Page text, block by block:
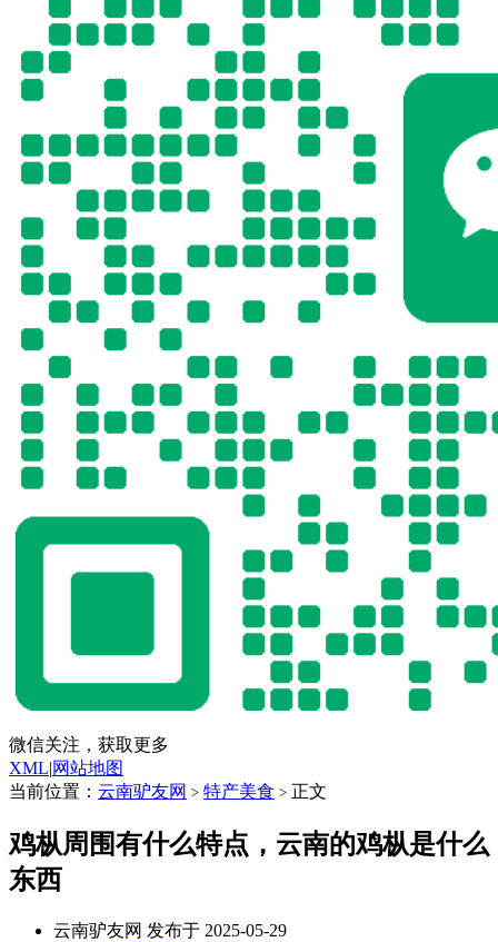
微信关注，获取更多
XML|网站地图
当前位置： 云南驴友网 > 特产美食 > 正文
鸡枞周围有什么特点，云南的鸡枞是什么
东西
云南驴友网 发布于 2025-05-29